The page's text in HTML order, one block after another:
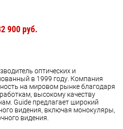
900 руб.
оптических и
в 1999 году. Компания
на мировом рынке благодаря
высокому качеству
Guide предлагает широкий
видения, включая монокуляры,
видения.